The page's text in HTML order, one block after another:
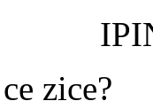
zice?